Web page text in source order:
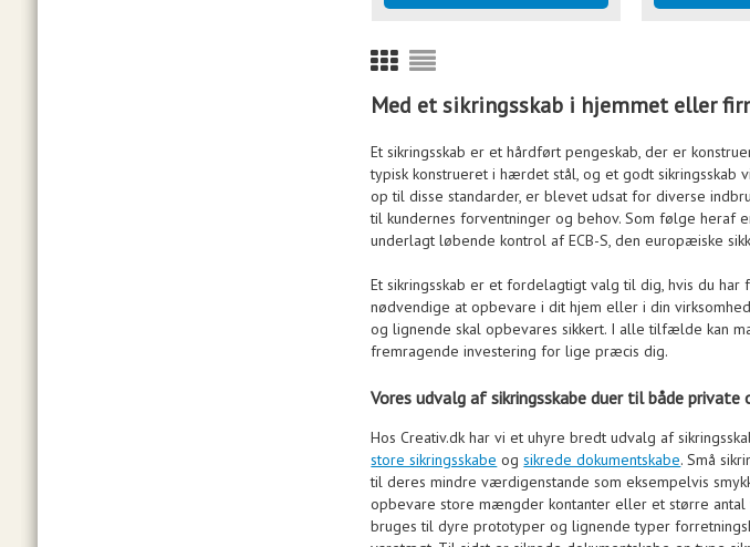
Med et sikringsskab i hjemmet eller
Et sikringsskab er et hårdført pengeskab, der er
typisk konstrueret i hærdet stål, og et godt
op til disse standarder, er blevet udsat for diverse
til kundernes forventninger og behov. Som følge heraf
underlagt løbende kontrol af ECB-S, den europæiske
Et sikringsskab er et fordelagtigt valg til dig, hvis du
nødvendige at opbevare i dit hjem eller i din
og lignende skal opbevares sikkert. I alle tilfælde kan
fremragende investering for lige præcis dig.
Vores udvalg af sikringsskabe duer til både private
Hos Creativ.dk har vi et uhyre bredt udvalg af
store sikringsskabe ogsikrede dokumentskabe. Små
til deres mindre værdigenstande som eksempelvis
opbevare store mængder kontanter eller et større
bruges til dyre prototyper og lignende typer